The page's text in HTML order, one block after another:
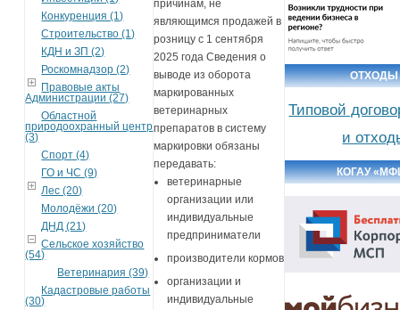
Конкуренция (1)
Строительство (1)
КДН и ЗП (2)
Роскомнадзор (2)
Правовые акты
Администрации (27)
Областной
природоохранный центр
(3)
Спорт (4)
ГО и ЧС (9)
Лес (20)
Молодёжи (20)
ДНД (21)
Сельское хозяйство
(54)
Ветеринария (39)
Кадастровые работы
(30)
причинам, не
являющимся продажей в
розницу с 1 сентября
2025 года Сведения о
выводе из оборота
маркированных
ветеринарных
препаратов в систему
маркировки обязаны
передавать:
ветеринарные
организации или
индивидуальные
предприниматели
производители кормов
организации и
индивидуальные
ОТХОДЫ
Типовой
и
КОГАУ